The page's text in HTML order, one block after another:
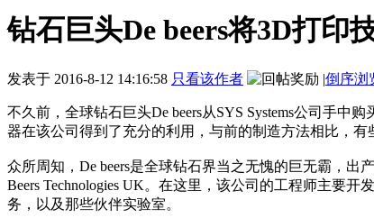
钻石巨头De beers将3D打印
发表于 2016-8-12 14:16:58 只看该作者 |倒序浏
不久前，全球钻石巨头De beers从SYS Systems公司手中
器在该公司得到了充分的利用，与前的制造方法相比，有
众所周知，De beers是全球钻石界当之无愧的巨无霸，出
Beers Technologies UK。在这里，该公司的工程师主要
务，以及那些伙伴实验室。